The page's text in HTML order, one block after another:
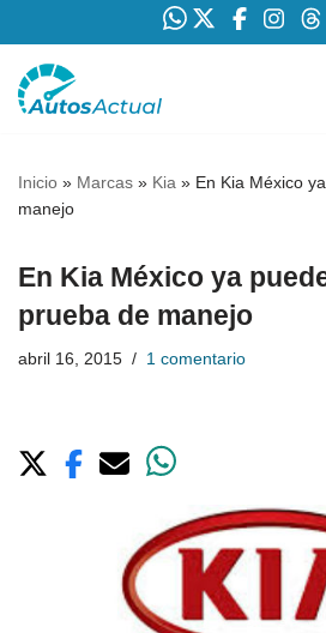
Saltar
Inicio » Marcas » Kia » En Kia México
manejo
En Kia México ya
prueba de manejo
abril 16, 2015 1 comentario